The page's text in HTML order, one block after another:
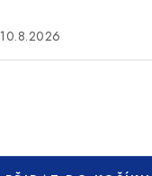
10.8.2026